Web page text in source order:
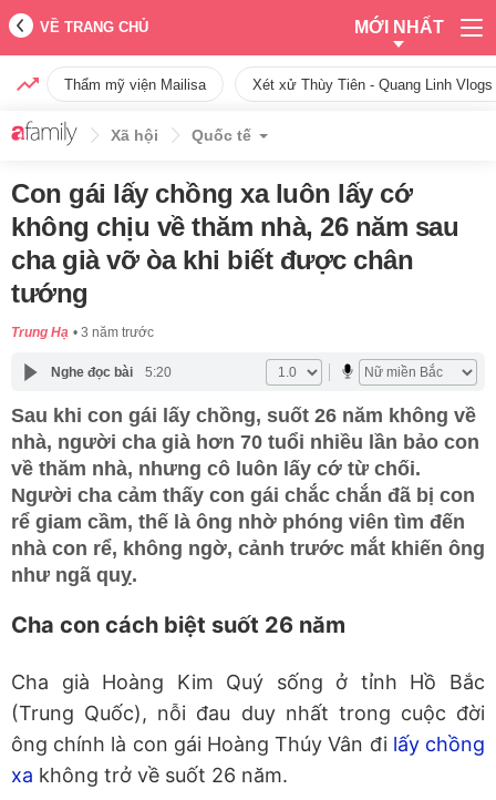
VỀ TRANG CHỦ MỚI NHẤT
Thẩm mỹ viện Mailisa Xét xử Thùy Tiên - Quang Linh
Xã hội Quốc tế
Con gái lấy chồng xa luôn lấy cớ
không chịu về thăm nhà, 26 năm sau
cha già vỡ òa khi biết được chân
tướng
Trung Hạ 3 năm trước
Nghe đọc bài 5:20
Sau khi con gái lấy chồng, suốt 26 năm không về
nhà, người cha già hơn 70 tuổi nhiều lần bảo con
về thăm nhà, nhưng cô luôn lấy cớ từ chối.
Người cha cảm thấy con gái chắc chắn đã bị con
rể giam cầm, thế là ông nhờ phóng viên tìm đến
nhà con rể, không ngờ, cảnh trước mắt khiến ông
như ngã quỵ.
Cha con cách biệt suốt 26 năm
Cha già Hoàng Kim Quý sống ở tỉnh Hồ Bắc
(Trung Quốc), nỗi đau duy nhất trong cuộc đời
ông chính là con gái Hoàng Thúy Vân đi lấy chồng
xa không trở về suốt 26 năm.